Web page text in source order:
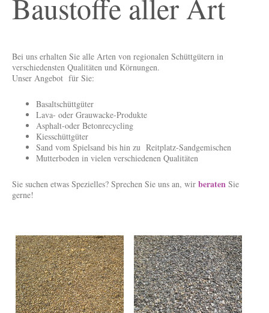
Bei uns erhalten Sie alle Arten von regionalen Schüttgütern in
verschiedensten Qualitäten und Körnungen.
Unser Angebot für Sie:
Basaltschüttgüter
Lava- oder Grauwacke-Produkte
Asphalt-oder Betonrecycling
Kiesschüttgüter
Sand vom Spielsand bis hin zu Reitplatz-Sandgemischen
Mutterboden in vielen verschiedenen Qualitäten
Sie suchen etwas Spezielles? Sprechen Sie uns an, wir beraten Sie
gerne!